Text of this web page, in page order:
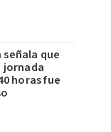
que
jornada
horas fue